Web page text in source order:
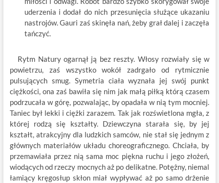
uderzenia i dodał do nich przesunięcia służące ukazaniu
nastrojów. Gauri zaś skinęła nań, żeby grał dalej i zaczęła
tańczyć.
Rytm Natury ogarnął ją bez reszty. Włosy rozwiały się w
powietrzu, zaś wszystko wokół zadrgało od rytmicznie
pulsujących smug. Symetria ciała wyznała jej swój punkt
ciężkości, ona zaś bawiła się nim jak małą piłką którą czasem
podrzucała w górę, pozwalając, by opadała w nią tym mocniej.
Taniec był lekki i ciężki zarazem. Tak jak rozświetlona mgła, z
której rodzą się kształty. Dziewczyna starała się, by jej
kształt, atrakcyjny dla ludzkich samców, nie stał się jednym z
głównych materiałów układu choreograficznego. Chciała, by
przemawiała przez nią sama moc piękna ruchu i jego złożeń,
wiodących od rzeczy mocnych aż po delikatne. Potężny, niemal
łamiący kręgosłup skłon miał wypływać aż po samo drżenie